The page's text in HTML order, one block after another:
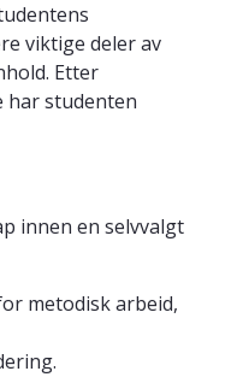
viktige deler av
Etter
har studenten
innen en selvvalgt
metodisk arbeid,